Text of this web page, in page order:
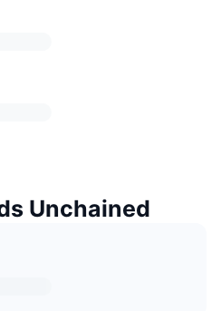
Unchained